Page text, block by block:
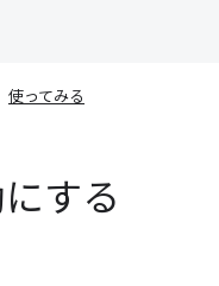
使ってみる
する